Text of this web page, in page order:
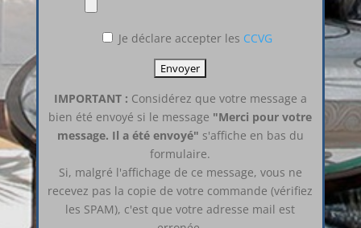
Je déclare accepter les CCVG
IMPORTANT : Considérez que votre message a
bien été envoyé si le message "Merci pour votre
message. Il a été envoyé" s'affiche en bas du
formulaire.
Si, malgré l'affichage de ce message, vous ne
recevez pas la copie de votre commande (vérifiez
les SPAM), c'est que votre adresse mail est